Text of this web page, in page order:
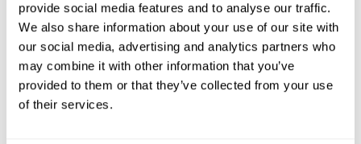
provide social media features and to analyse our traffic.
We also share information about your use of our site with
our social media, advertising and analytics partners who
may combine it with other information that you’ve
provided to them or that they’ve collected from your use
of their services.
Detail položky
> Zobrazit detail položky a informace o autorovi